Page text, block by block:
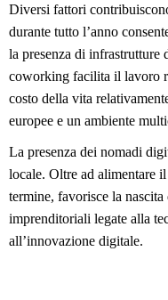
Diversi fattori
durante tutto l’anno
la presenza di
coworking facilita il lavoro
costo della vita
europee e un ambiente
La presenza dei nomadi
locale. Oltre ad alimentare
termine, favorisce la
imprenditoriali legate alla
all’innovazione digitale.